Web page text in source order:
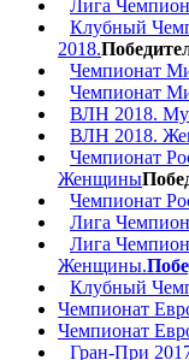
Лига
Клубный
2018.
Чемпионат
Чемпионат
ВЛН 2018.
ВЛН 2018.
Чемпионат
Женщины
Чемпионат
Лига
Лига
Женщины.
Клубный
Чемпионат
Чемпионат
Гран-При